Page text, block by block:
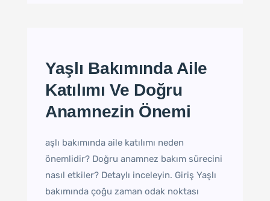
Yaşlı Bakımında Aile
Katılımı Ve Doğru
Anamnezin Önemi
aşlı bakımında aile katılımı neden
önemlidir? Doğru anamnez bakım sürecini
nasıl etkiler? Detaylı inceleyin. Giriş Yaşlı
bakımında çoğu zaman odak noktası